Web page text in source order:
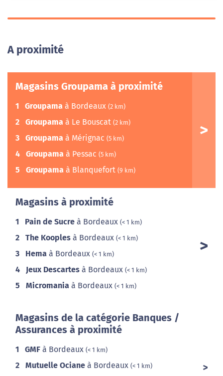
A proximité
Magasins Groupama à proximité
1 Groupama à Bordeaux (2 km)
2 Groupama à Le Bouscat (2 km)
3 Groupama à Mérignac (5 km)
4 Groupama à Pessac (5 km)
5 Groupama à Blanquefort (9 km)
Magasins à proximité
1 Pain de Sucre à Bordeaux (< 1 km)
2 The Kooples à Bordeaux (< 1 km)
3 Hema à Bordeaux (< 1 km)
4 Jeux Descartes à Bordeaux (< 1 km)
5 Micromania à Bordeaux (< 1 km)
Magasins de la catégorie Banques /
Assurances à proximité
1 GMF à Bordeaux (< 1 km)
2 Mutuelle Ociane à Bordeaux (< 1 km)